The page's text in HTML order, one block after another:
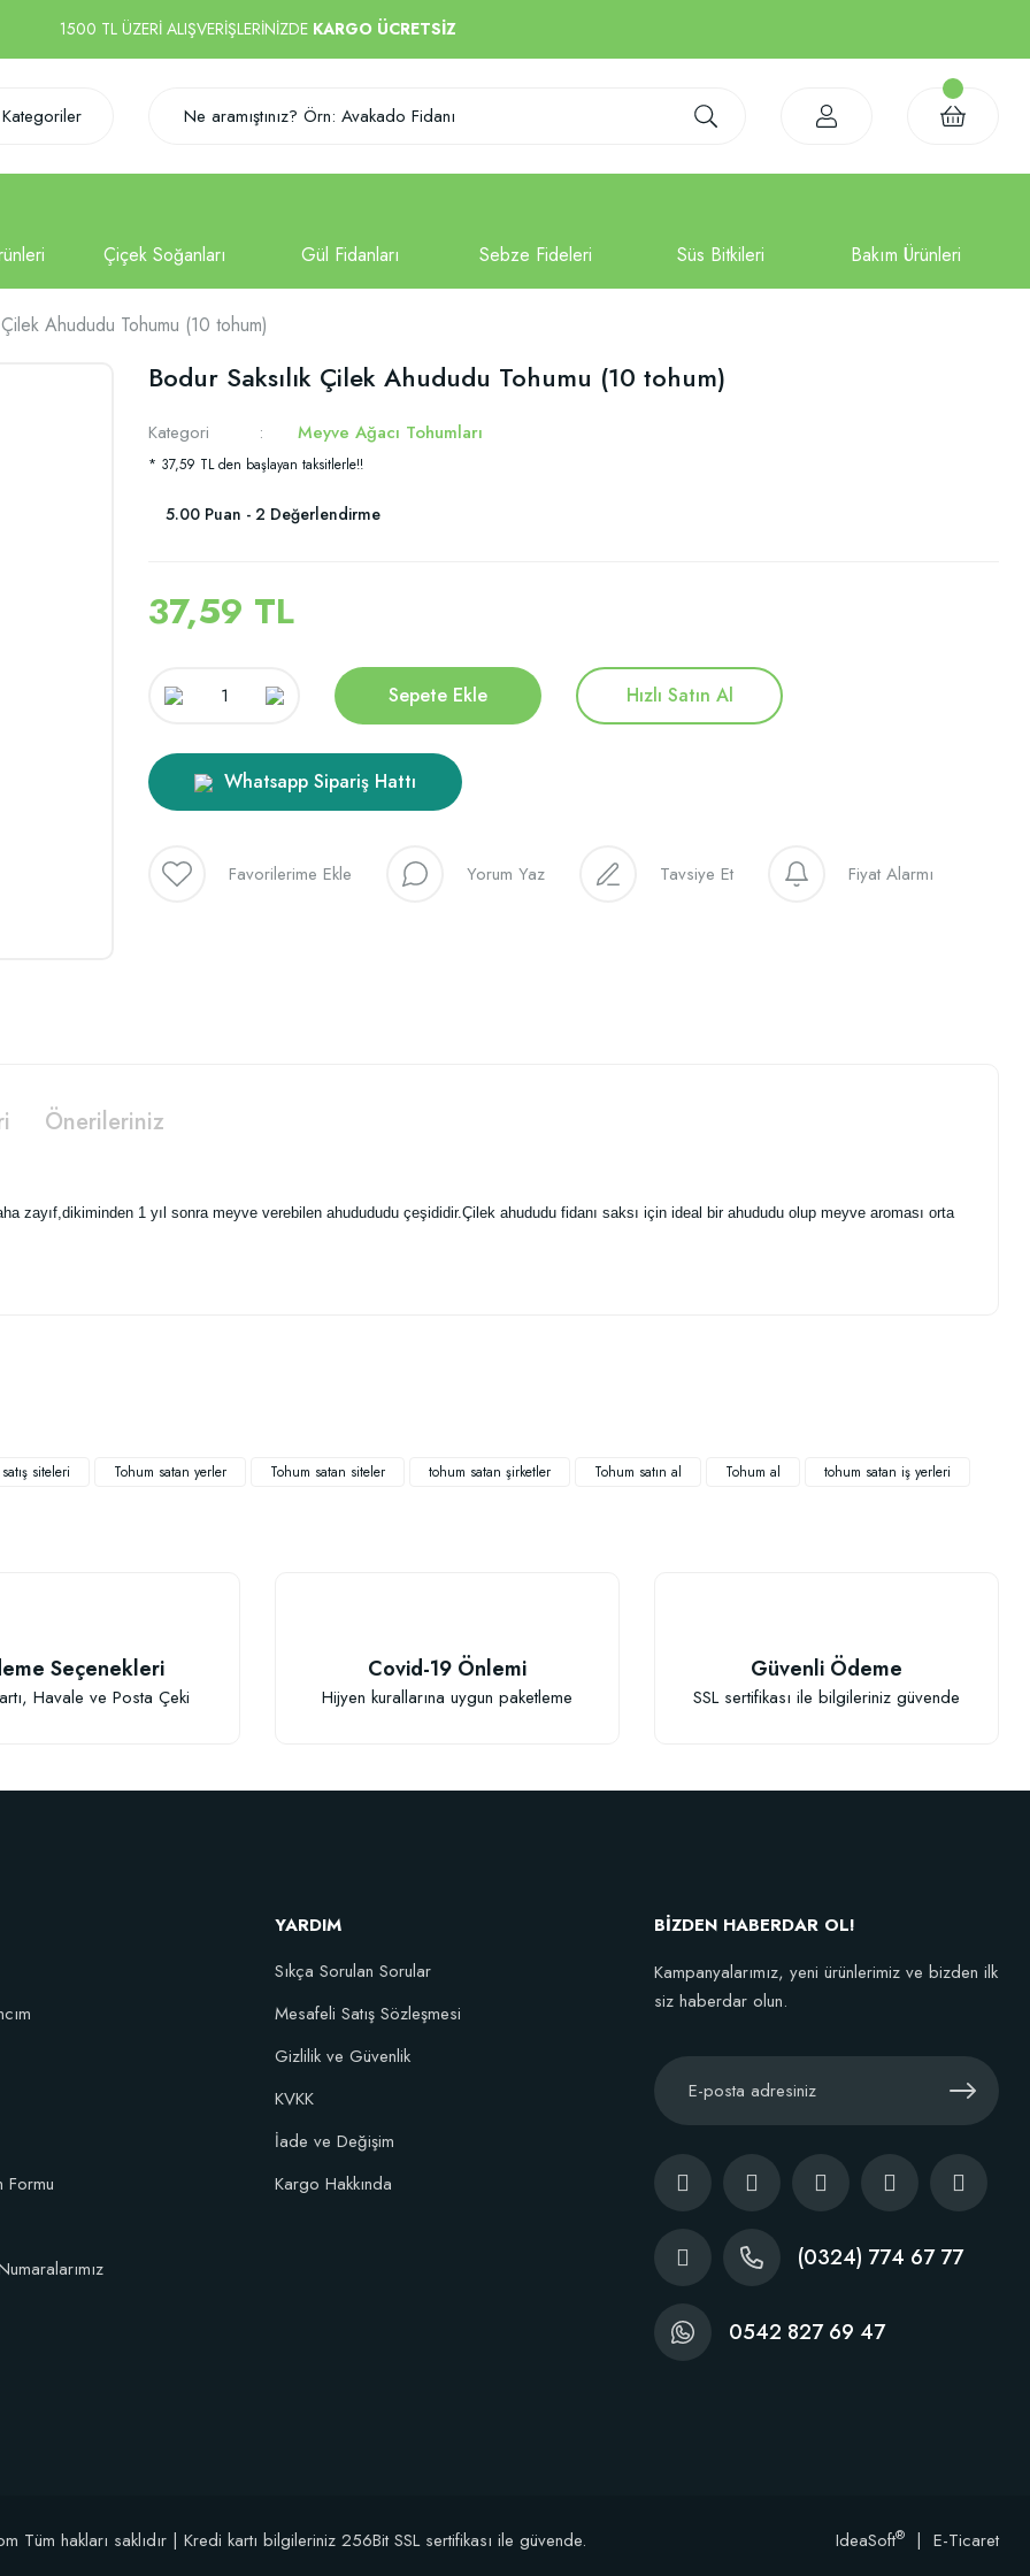
1500 TL ÜZERİ ALIŞVERİŞLERİNİZDE KARGO ÜCRETSİZ
Ahududu Tohumu (10 tohum)
Bodur Saksılık Çilek Ahududu Tohumu (10 tohum)
Kategori Meyve Ağacı Tohumları
* 37,59 TL den başlayan taksitlerle!!
5.00 Puan - 2 Değerlendirme
37,59 TL
Sepete Ekle Hızlı Satın Al
Whatsapp Sipariş Hattı
Yorum Yaz Tavsiye Et Fiyat Alarmı
Önerileriniz
zayıf,dikiminden 1 yıl sonra meyve verebilen ahudududu çeşididir.Çilek ahududu fidanı saksı için ideal bir ahududu olup meyve aroması orta
Fidan Tutma Yüzdesini Arttıran Organik Dikim Gübresi (10 fidan için)
Stokta Yok
siteleri Tohum satan yerler Tohum satan siteler tohum satan şirketler Tohum satın al Tohum al
tohum satan iş yerleri
Seçenekleri
Havale ve Posta Çeki
Covid-19 Önlemi
Hijyen kurallarına uygun paketleme
Güvenli Ödeme
SSL sertifikası ile bilgileriniz güvende
Formu
YARDIM
Sıkça Sorulan Sorular
Mesafeli Satış Sözleşmesi
Gizlilik ve Güvenlik
KVKK
İade ve Değişim
Kargo Hakkında
BİZDEN HABERDAR OL!
Kampanyalarımız, yeni ürünlerimiz ve bizden ilk
siz haberdar olun.
(0324) 774 67 77
0542 827 69 47
hakları saklıdır | Kredi kartı bilgileriniz 256Bit SSL sertifikası ile güvende. IdeaSoft® | E-Ticaret